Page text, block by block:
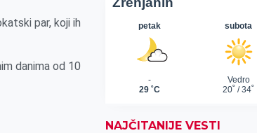
par, koji ih
danima od 10
NAJČITANIJE VESTI